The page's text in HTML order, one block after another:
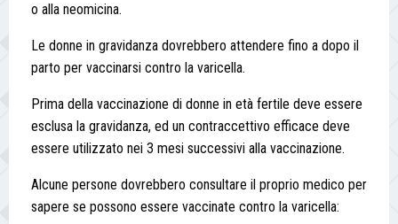
o alla neomicina.
Le donne in gravidanza dovrebbero attendere fino a dopo il
parto per vaccinarsi contro la varicella.
Prima della vaccinazione di donne in età fertile deve essere
esclusa la gravidanza, ed un contraccettivo efficace deve
essere utilizzato nei 3 mesi successivi alla vaccinazione.
Alcune persone dovrebbero consultare il proprio medico per
sapere se possono essere vaccinate contro la varicella: